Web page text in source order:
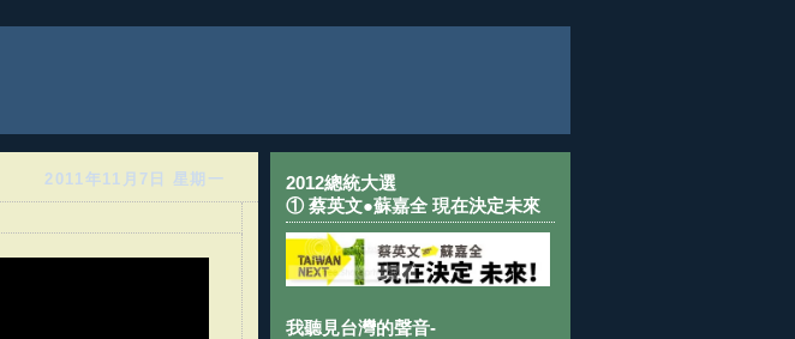
2011年11月7日 星期一
2012總統大選
① 蔡英文●蘇嘉全 現在決定未來
我聽見台灣的聲音-